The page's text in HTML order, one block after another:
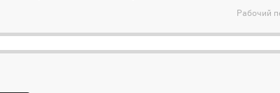
Рабочий